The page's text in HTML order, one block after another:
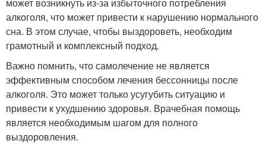
алкоголя, что может привести к нарушению нормального
сна. В этом случае, чтобы выздороветь, необходим
грамотный и комплексный подход.
Важно помнить, что самолечение не является
эффективным способом лечения бессонницы после
алкоголя. Это может только усугубить ситуацию и
привести к ухудшению здоровья. Врачебная помощь
является необходимым шагом для полного
выздоровления.